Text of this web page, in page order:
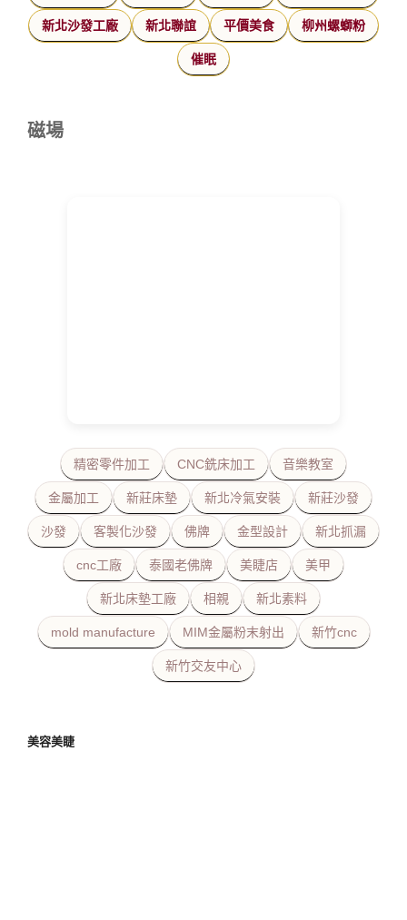
新北沙發工廠 新北聯誼 平價美食 柳州螺螄粉
催眠
磁場
精密零件加工 CNC銑床加工 音樂教室
金屬加工 新莊床墊 新北冷氣安裝 新莊沙發
沙發 客製化沙發 佛牌 金型設計 新北抓漏
cnc工廠 泰國老佛牌 美睫店 美甲
新北床墊工廠 相親 新北素料
mold manufacture MIM金屬粉末射出 新竹cnc
新竹交友中心
美容美睫